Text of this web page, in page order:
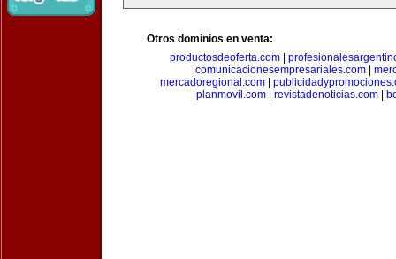
Otros dominios en venta:
productosdeoferta.com|
comunicacionesempresariales.com
mercadoregional.com
planmovil.com| revistadenoticias.com|